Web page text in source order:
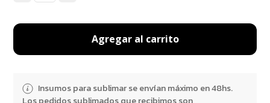
Agregar al carrito
Insumos para sublimar se envían máximo en 48hs.
Los pedidos sublimados que recibimos son